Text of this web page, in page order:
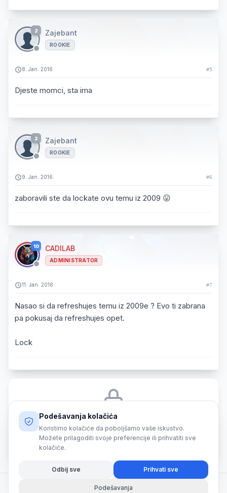
2 Zajebant
ROOKIE
8. Jan. 2016. #5
Djeste momci, sta ima
2 Zajebant
ROOKIE
9. Jan. 2016. #6
zaboravili ste da lockate ovu temu iz 2009 😛
10 CADILAB
ADMINISTRATOR
11. Jan. 2016. #7
Nasao si da refreshujes temu iz 2009e ? Evo ti zabrana
pa pokusaj da refreshujes opet.
Lock
Morate biti prijavljeni da biste odgovorili na ovu temu.
Prijava
© 2026 SmartShark. All rights reserved.
Podešavanja kolačića
Koristimo kolačiće da poboljšamo vaše iskustvo.
Možete prilagoditi svoje preferencije ili prihvatiti sve
kolačiće.
Podešavanja
Odbij sve Prihvati sve